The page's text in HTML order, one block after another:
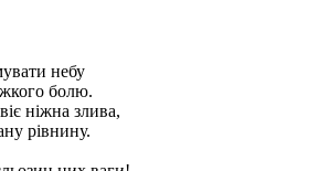
небу
болю.
ніжна злива,
рівнину.